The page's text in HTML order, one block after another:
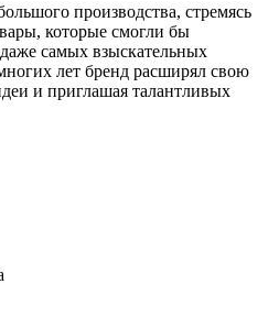
производства, стремясь
которые смогли бы
самых взыскательных
лет бренд расширял свою
и приглашая талантливых